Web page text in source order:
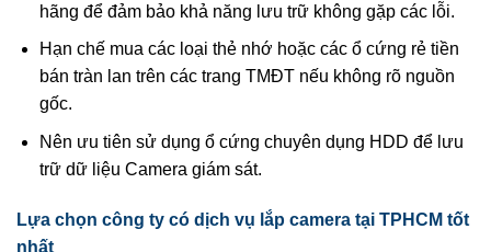
hãng để đảm bảo khả năng lưu trữ không gặp các lỗi.
Hạn chế mua các loại thẻ nhớ hoặc các ổ cứng rẻ tiền
bán tràn lan trên các trang TMĐT nếu không rõ nguồn
gốc.
Nên ưu tiên sử dụng ổ cứng chuyên dụng HDD để lưu
trữ dữ liệu Camera giám sát.
Lựa chọn công ty có dịch vụ lắp camera tại TPHCM tốt
nhất